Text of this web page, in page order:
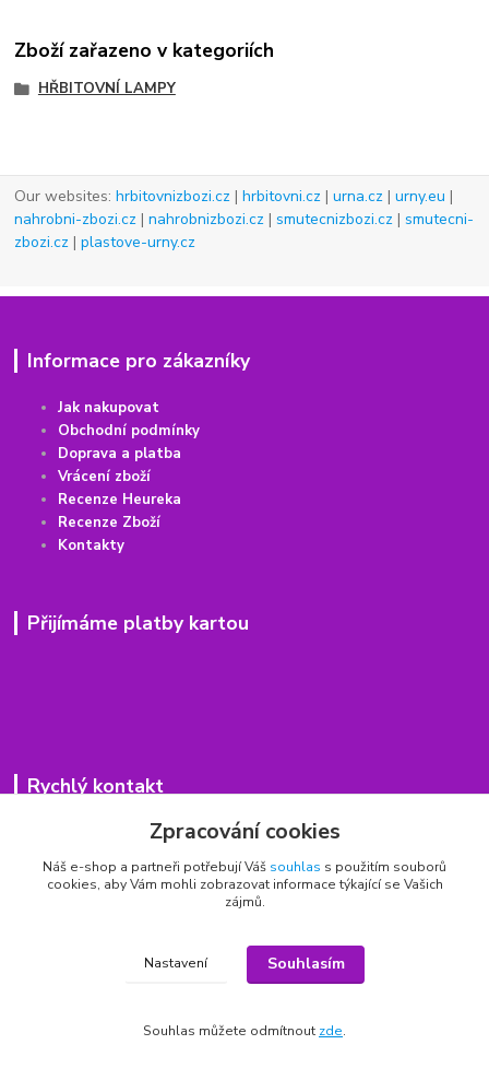
Zboží zařazeno v kategoriích
HŘBITOVNÍ LAMPY
Our websites:hrbitovnizbozi.cz |hrbitovni.cz |urna.cz |urny.eu |
nahrobni-zbozi.cz |nahrobnizbozi.cz |smutecnizbozi.cz |smutecni-
zbozi.cz |plastove-urny.cz
Informace pro zákazníky
Jak nakupovat
Obchodní podmínky
Doprava a platba
Vrácení zboží
Recenze Heureka
Recenze Zboží
Kontakty
Přijímáme platby kartou
Rychlý kontakt
Po - Pá 9,00 - 15,00 hod.
obchod(zavináč)hrbitovnizbozi.cz
Copyright © 2011 - 2026
Zpracování cookies
Náš e-shop a partneři potřebují Váš souhlas s použitím souborů
cookies, aby Vám mohli zobrazovat informace týkající se Vašich
zájmů.
Nastavení Souhlasím
Souhlas můžete odmítnout zde.